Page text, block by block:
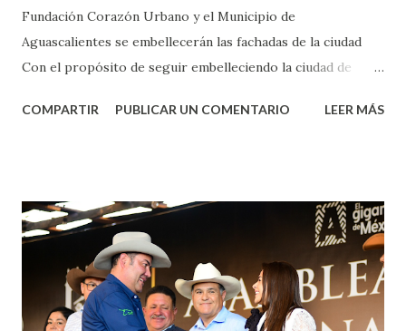
Fundación Corazón Urbano y el Municipio de
Aguascalientes se embellecerán las fachadas de la ciudad
Con el propósito de seguir embelleciendo la ciudad de
municipal, Leo Montañez dio inicio al programa
Corazón Urbano y el Municipio capital. Leo Montañez
informó que en este programa se usarán cerca de 90 mil
metros cuadrados de pintura, para dar inicio en la calle
Nieto, entre Jesús F. Elizondo y la calle 22 de Octubre, con
lo que se aplicará pintura en 66 casas. Posteriormente se
COMPARTIR PUBLICAR UN COMENTARIO LEER MÁS